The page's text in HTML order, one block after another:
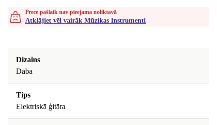
Prece pašlaik nav pieejama noliktavā
Atklājiet vēl vairāk Mūzikas Instrumenti
Dizains
Daba
Tips
Elektriskā ģitāra